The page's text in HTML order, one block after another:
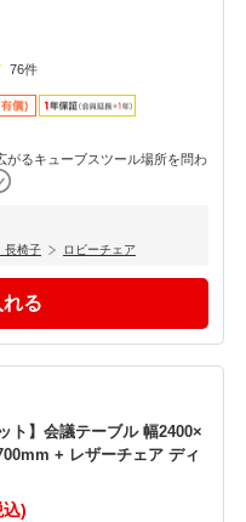
76件
がるキューブスツール場所を問わ
長椅子
ロビーチェア
ト】会議テーブル 幅2400×
+ レザーチェア ディ
)